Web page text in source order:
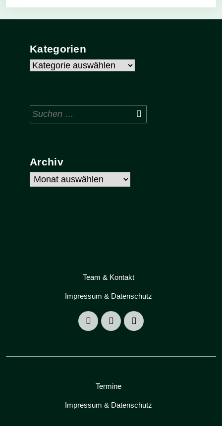
Kategorien
Kategorien
Suchen
nach:
Archiv
Archiv
Team & Kontakt
Impressum & Datenschutz
Termine
Impressum & Datenschutz